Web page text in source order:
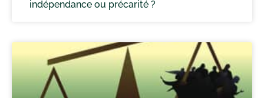
indépendance ou précarité ?